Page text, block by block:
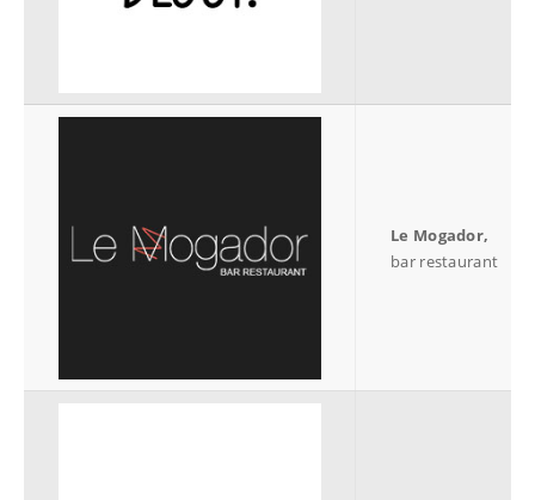
Le Mogador,
bar restaurant